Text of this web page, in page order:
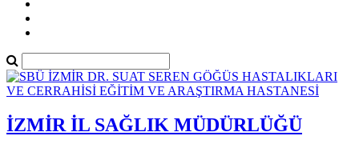
İZMİR İL SAĞLIK MÜDÜRLÜĞÜ